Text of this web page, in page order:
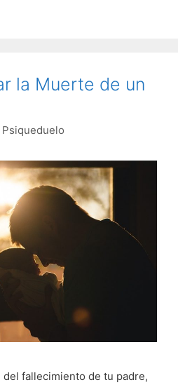
la Muerte de un
Psiqueduelo
fallecimiento de tu padre,